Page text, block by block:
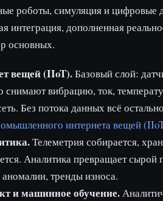
роботы, симуляция и цифровые
интеграция, дополненная
основных.
вещей (IIoT).Базовый слой:
снимают вибрацию, ток,
Без потока данных всё
интернета вещей
Телеметрия собирается,
Аналитика превращает сырой
тренды износа.
и машинное обучение.